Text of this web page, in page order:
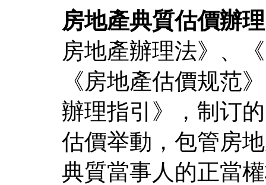
房地產典質估價辦理
房地產辦理法》、
《房地產估價规范
辦理指引》，制订
估價举動，包管房
典質當事人的正當